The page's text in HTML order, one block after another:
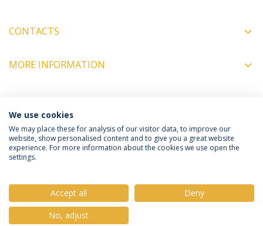
CONTACTS
MORE INFORMATION
COORDINATORS
Política de Privacidade
Termos e Condições
© 2026 Universidade Católica Portuguesa
We use cookies
We may place these for analysis of our visitor data, to improve our
website, show personalised content and to give you a great website
experience. For more information about the cookies we use open the
settings.
Accept all
Deny
No, adjust